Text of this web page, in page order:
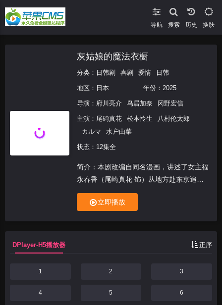
导航 搜索 换肤
灰姑娘的魔法衣橱
分类： 日韩剧 喜剧 爱情 日韩
地区： 日本 年份： 2025
导演： 府川亮介 鸟居加奈 冈野宏信
主演： 尾碕真花 松本怜生
八村伦太郎
カルマ
水户由菜
状态：12集全
简介：本剧改编自同名漫画，讲述了女主福
永春香（尾崎真花 饰）从地方赴东京追
梦，却难以融入大学生活，在低谷时遇见神
秘美女“神山光”（松本怜生 饰）相助，开启
立即播放
DPlayer-H5播放器 正序
1 2 3
4 5 6